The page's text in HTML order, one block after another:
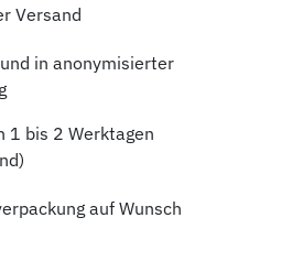
Versand
in anonymisierter
1 bis 2 Werktagen
auf Wunsch